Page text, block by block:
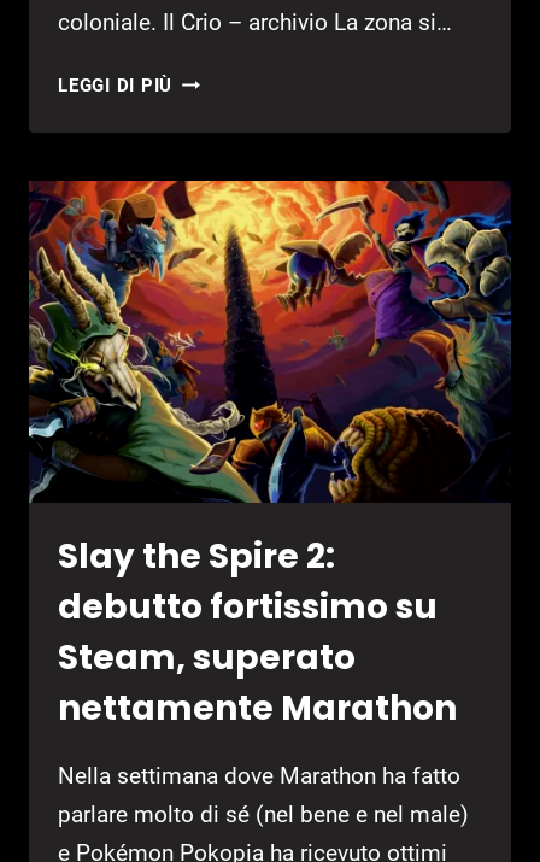
coloniale. Il Crio – archivio La zona si…
LEGGI DI PIÙ MARATHON:
ARCHIVIO
Slay the Spire 2:
debutto fortissimo su
Steam, superato
nettamente Marathon
Nella settimana dove Marathon ha fatto
parlare molto di sé (nel bene e nel male)
e Pokémon Pokopia ha ricevuto ottimi